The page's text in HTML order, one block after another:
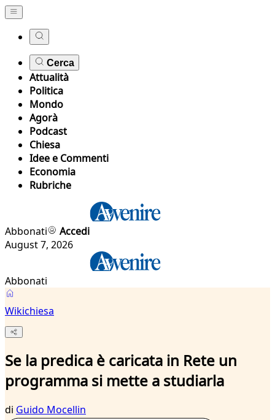
Cerca
Attualità
Politica
Mondo
Agorà
Podcast
Chiesa
Idee e Commenti
Economia
Rubriche
Abbonati
Accedi
August 7, 2026
Abbonati
Wikichiesa
Se la predica è caricata in Rete un
programma si mette a studiarla
di Guido Mocellin